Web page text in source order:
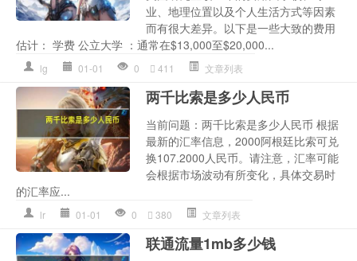
业、地理位置以及个人生活方式等因素
而有很大差异。以下是一些大致的费用
估计： 学费 公立大学 ：通常在$13,000至$20,000...
lg 01-01 0 411 文章列表
两千比索是多少人民币
当前问题：两千比索是多少人民币 根据
最新的汇率信息，2000阿根廷比索可兑
换107.2000人民币。请注意，汇率可能
会根据市场波动有所变化，具体交易时
的汇率应...
lr 01-01 0 380 文章列表
联通流量1mb多少钱